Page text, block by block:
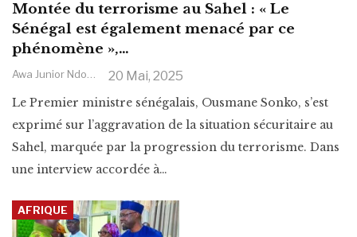
Montée du terrorisme au Sahel : « Le
Sénégal est également menacé par ce
phénomène »,…
20 Mai, 2025
Le Premier ministre sénégalais, Ousmane Sonko, s’est
exprimé sur l’aggravation de la situation sécuritaire au
Sahel, marquée par la progression du terrorisme. Dans
une interview accordée à…
AFRIQUE